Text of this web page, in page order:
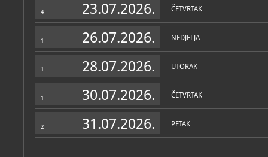
4 23.07.2026. ČETVRTAK
1 26.07.2026. NEDJELJA
1 28.07.2026. UTORAK
1 30.07.2026. ČETVRTAK
2 31.07.2026. PETAK